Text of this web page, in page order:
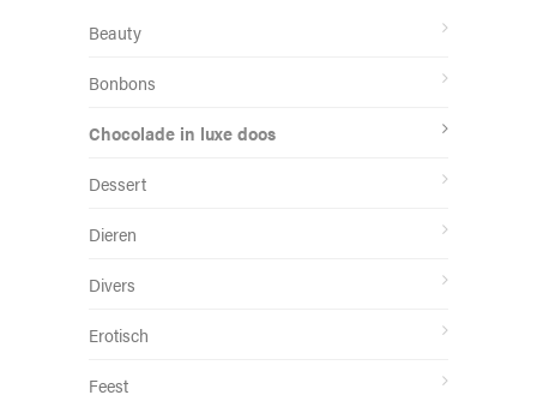
Beauty
Bonbons
Chocolade in luxe doos
Dessert
Dieren
Divers
Erotisch
Feest